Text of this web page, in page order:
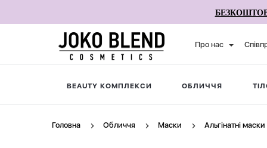
Про нас
BEAUTY КОМПЛЕКСИ ОБЛИЧЧЯ
Головна Обличчя Маски Альгінатні маски